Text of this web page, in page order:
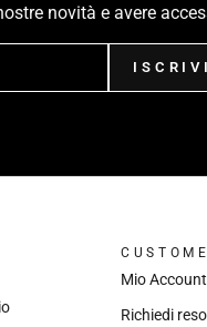
novità e avere
Mio Account
Richiedi reso